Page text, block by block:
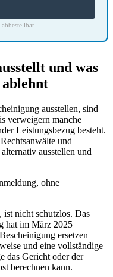
und was
ausstellen, sind
verweigern manche
Leistungsbezug besteht.
und
ausstellen und
ohne
ist nicht schutzlos. Das
hat im März 2025
ersetzen
und eine vollständige
das Gericht oder der
berechnen kann.